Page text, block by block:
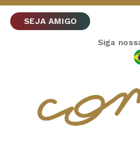
SEJA AMIGO
Siga